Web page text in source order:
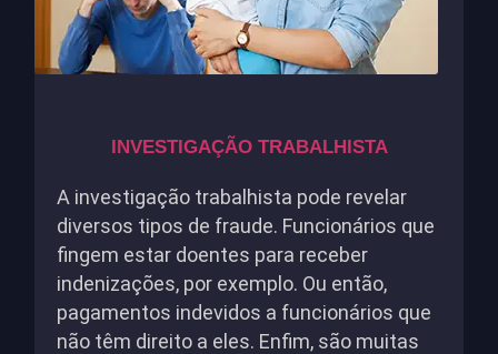
INVESTIGAÇÃO TRABALHISTA
A investigação trabalhista pode revelar
diversos tipos de fraude. Funcionários que
fingem estar doentes para receber
indenizações, por exemplo. Ou então,
pagamentos indevidos a funcionários que
não têm direito a eles. Enfim, são muitas